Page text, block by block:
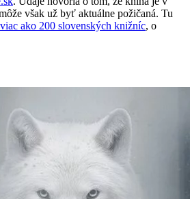
však už byť aktuálne požičaná. Tu
ako 200 slovenských knižníc, o